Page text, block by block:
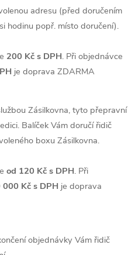
adresu (před doručením
hodinu popř. místo doručení).
200 Kč s DPH. Při objednávce
je doprava ZDARMA
Zásilkovna, tyto přepravní
Balíček Vám doručí řidič
boxu Zásilkovna.
od 120 Kč s DPH. Při
000 Kč s DPH je doprava
objednávky Vám řidič